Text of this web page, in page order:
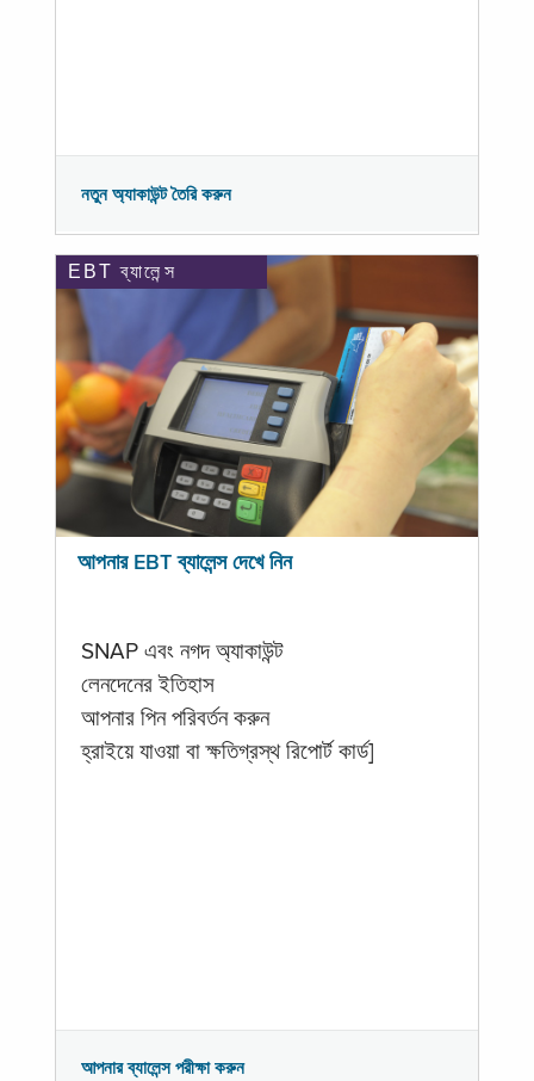
নতুন অ্যাকাউন্ট তৈরি করুন
EBT ব্যালেন্স
আপনার EBT ব্যালেন্স দেখে নিন
SNAP এবং নগদ অ্যাকাউন্ট
লেনদেনের ইতিহাস
আপনার পিন পরিবর্তন করুন
হ্রাইয়ে যাওয়া বা ক্ষতিগ্রস্থ রিপোর্ট কার্ড]
আপনার ব্যালেন্স পরীক্ষা করুন